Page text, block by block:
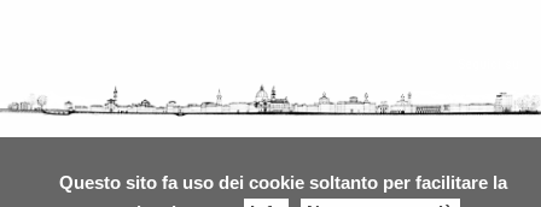
Questo sito fa uso dei cookie soltanto per facilitare la